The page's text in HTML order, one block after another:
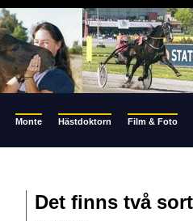
Monte Hästdoktorn
Film & Foto
Det finns två